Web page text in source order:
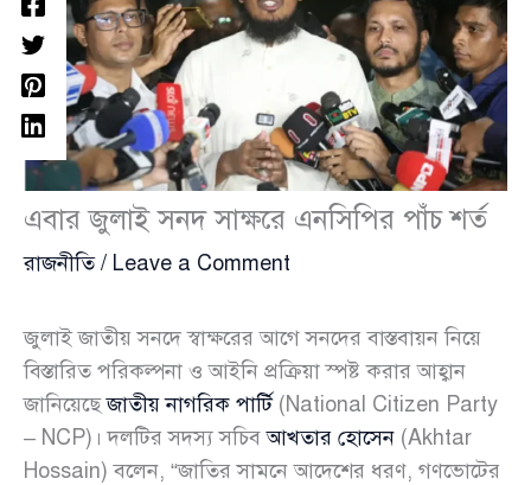
এবার জুলাই সনদ সাক্ষরে এনসিপির পাঁচ শর্ত
রাজনীতি/ Leave a Comment
জুলাই জাতীয় সনদে স্বাক্ষরের আগে সনদের বাস্তবায়ন নিয়ে
বিস্তারিত পরিকল্পনা ও আইনি প্রক্রিয়া স্পষ্ট করার আহ্বান
জানিয়েছেজাতীয় নাগরিক পার্টি(National Citizen Party
– NCP)। দলটির সদস্য সচিবআখতার হোসেন (Akhtar
Hossain) বলেন, “জাতির সামনে আদেশের ধরণ, গণভোটের